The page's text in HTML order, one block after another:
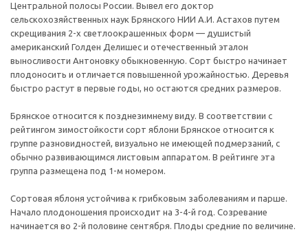
Центральной полосы России. Вывел его доктор
сельскохозяйственных наук Брянского НИИ А.И. Астахов путем
скрещивания 2-х светлоокрашенных форм — душистый
американский Голден Делишес и отечественный эталон
выносливости Антоновку обыкновенную. Сорт быстро начинает
плодоносить и отличается повышенной урожайностью. Деревья
быстро растут в первые годы, но остаются средних размеров.
Брянское относится к позднезимнему виду. В соответствии с
рейтингом зимостойкости сорт яблони Брянское относится к
группе разновидностей, визуально не имеющей подмерзаний, с
обычно развивающимся листовым аппаратом. В рейтинге эта
группа размещена под 1-м номером.
Сортовая яблоня устойчива к грибковым заболеваниям и парше.
Начало плодоношения происходит на 3-4-й год. Созревание
начинается во 2-й половине сентября. Плоды средние по величине.